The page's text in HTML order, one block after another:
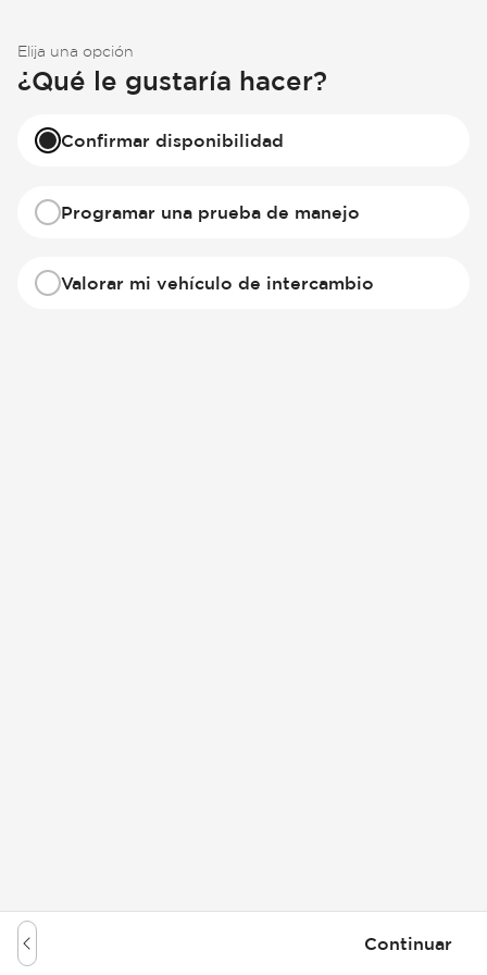
Elija una opción
¿Qué le gustaría hacer?
Confirmar disponibilidad
Programar una prueba de manejo
Valorar mi vehículo de intercambio
Continuar